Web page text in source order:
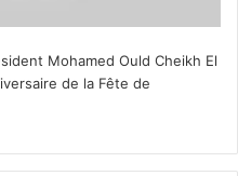
Mohamed Ould Cheikh El
de la Fête de